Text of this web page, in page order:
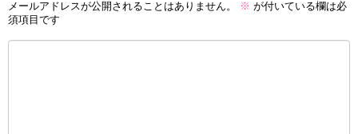
メールアドレスが公開されることはありません。 ※ が付いている欄は必
須項目です